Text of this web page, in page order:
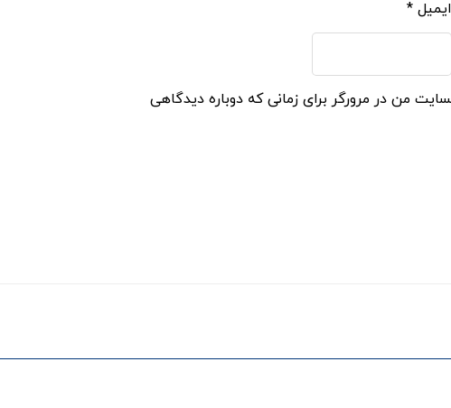
ایمیل*
من در مرورگر برای زمانی که دوباره دیدگاهی